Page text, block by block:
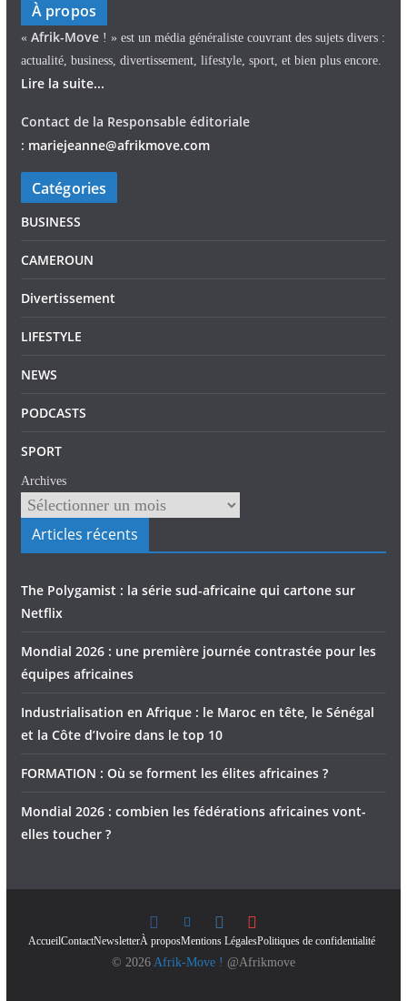
À propos
« Afrik-Move ! » est un média généraliste couvrant des sujets divers :
actualité, business, divertissement, lifestyle, sport, et bien plus encore.
Lire la suite...
Contact de la Responsable éditoriale
: mariejeanne@afrikmove.com
Catégories
BUSINESS
CAMEROUN
Divertissement
LIFESTYLE
NEWS
PODCASTS
SPORT
Archives
Articles récents
The Polygamist : la série sud-africaine qui cartone sur
Netflix
Mondial 2026 : une première journée contrastée pour les
équipes africaines
Industrialisation en Afrique : le Maroc en tête, le Sénégal
et la Côte d’Ivoire dans le top 10
FORMATION : Où se forment les élites africaines ?
Mondial 2026 : combien les fédérations africaines vont-
elles toucher ?
AccueilContactNewsletterÀ proposMentions LégalesPolitiques de confidentialité
© 2026 Afrik-Move ! @Afrikmove